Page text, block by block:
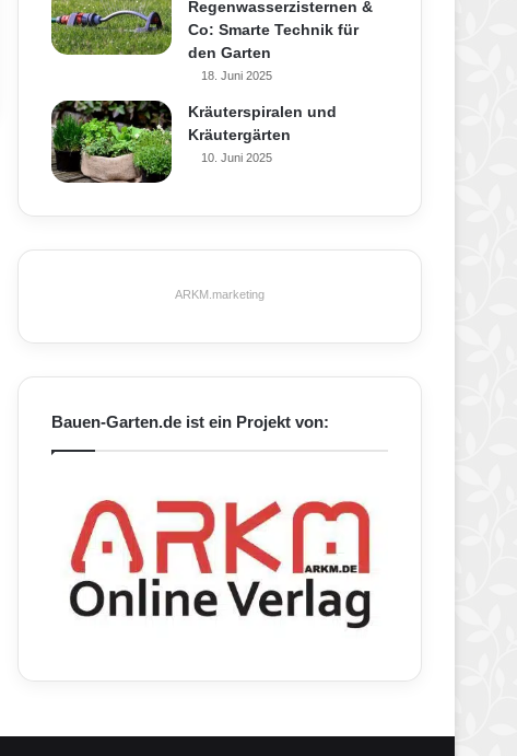
Regenwasserzisternen &
Co: Smarte Technik für
den Garten
18. Juni 2025
Kräuterspiralen und
Kräutergärten
10. Juni 2025
ARKM.marketing
Bauen-Garten.de ist ein Projekt von: